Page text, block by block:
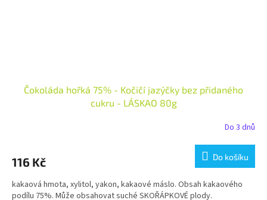
Čokoláda hořká 75% - Kočičí jazýčky bez přidaného
cukru - LÁSKAO 80g
Do 3 dnů
116 Kč Do košíku
kakaová hmota, xylitol, yakon, kakaové máslo. Obsah kakaového
podílu 75%. Může obsahovat suché SKOŘÁPKOVÉ plody.